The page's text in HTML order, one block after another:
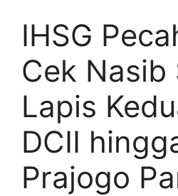
IHSG
Cek Nasib
Lapis
DCII
Prajogo